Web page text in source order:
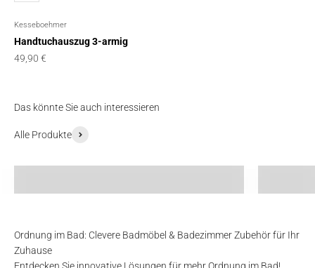
Kesseboehmer
Handtuchauszug 3-armig
Angebot
49,90 €
Das könnte Sie auch interessieren
Alle Produkte
Ordnung im Bad: Clevere Badmöbel & Badezimmer Zubehör für Ihr
Zuhause